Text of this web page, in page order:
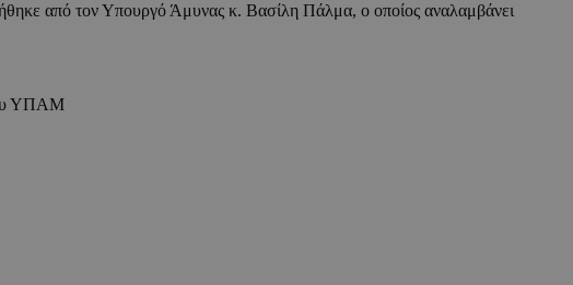
από τον Υπουργό Άμυνας κ. Βασίλη Πάλμα, ο οποίος αναλαμβάνει
ΥΠΑΜ